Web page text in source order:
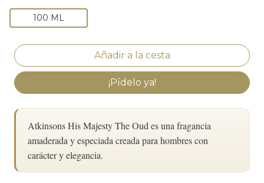
100 ML
¡Pídelo ya!
Atkinsons His Majesty The Oud es una fragancia
amaderada y especiada creada para hombres con
carácter y elegancia.